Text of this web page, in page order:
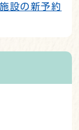
設の新予約